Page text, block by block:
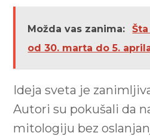
Možda vas zanima:
od 30. marta do 5.
Ideja sveta je
Autori su pokušali da
mitologiju bez